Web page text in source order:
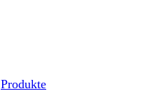
Produkte